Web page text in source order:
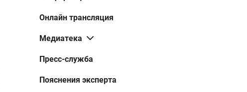
Онлайн трансляция
Медиатека
Пресс-служба
Пояснения эксперта